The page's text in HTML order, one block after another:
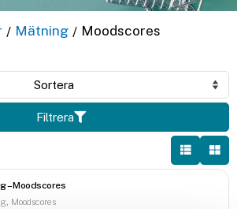
/ Mätning / Moodscores
Filtrera
– Moodscores
, Moodscores